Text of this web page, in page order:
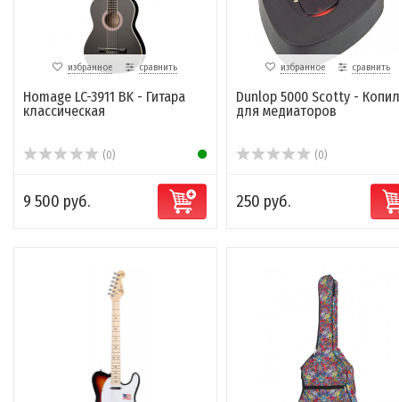
избранное сравнить
Homage LC-3911 BK - Гитара
классическая
(0)
9 500 руб.
избранное сравнить
Dunlop 5000 Scotty -
для медиаторов
(0)
250 руб.